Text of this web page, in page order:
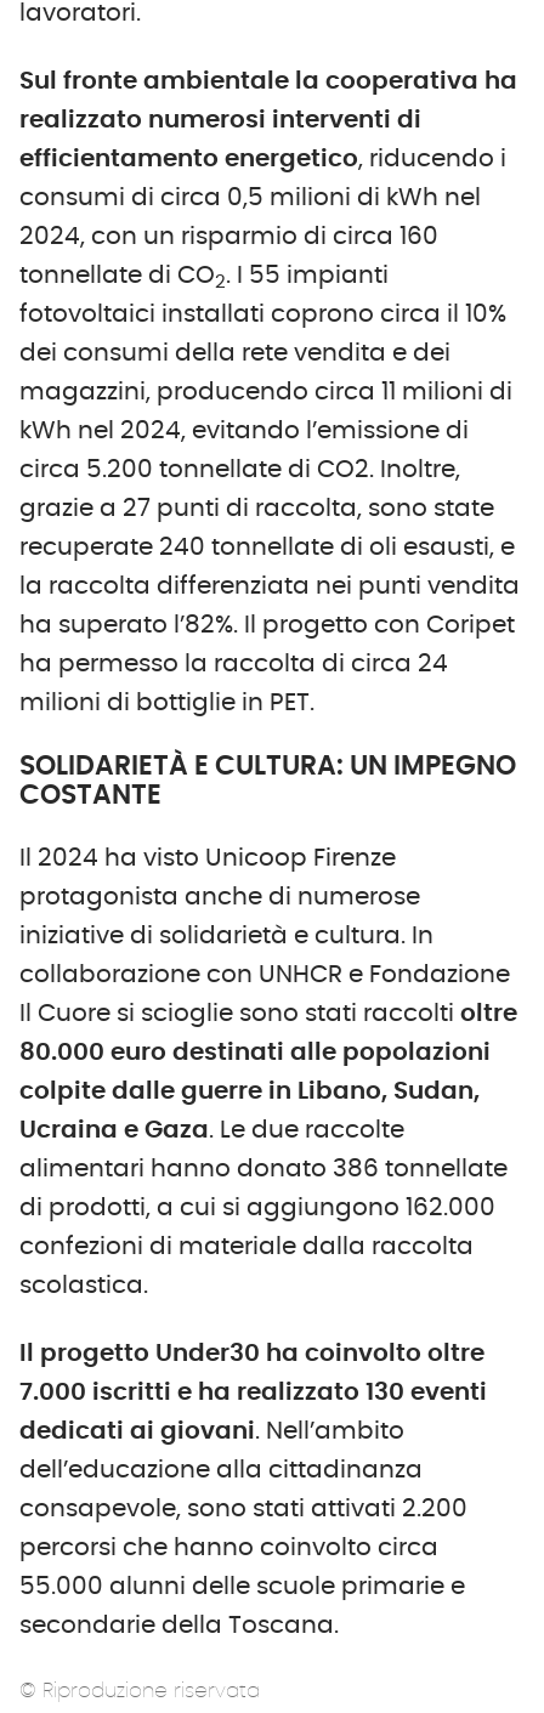
lavoratori.
Sul fronte ambientale la cooperativa ha
realizzato numerosi interventi di
efficientamento energetico, riducendo i
consumi di circa 0,5 milioni di kWh nel
2024, con un risparmio di circa 160
tonnellate di CO2. I 55 impianti
fotovoltaici installati coprono circa il 10%
dei consumi della rete vendita e dei
magazzini, producendo circa 11 milioni di
kWh nel 2024, evitando l’emissione di
circa 5.200 tonnellate di CO2. Inoltre,
grazie a 27 punti di raccolta, sono state
recuperate 240 tonnellate di oli esausti, e
la raccolta differenziata nei punti vendita
ha superato l’82%. Il progetto con Coripet
ha permesso la raccolta di circa 24
milioni di bottiglie in PET.
SOLIDARIETÀ E CULTURA: UN IMPEGNO
COSTANTE
Il 2024 ha visto Unicoop Firenze
protagonista anche di numerose
iniziative di solidarietà e cultura. In
collaborazione con UNHCR e Fondazione
Il Cuore si scioglie sono stati raccolti oltre
80.000 euro destinati alle popolazioni
colpite dalle guerre in Libano, Sudan,
Ucraina e Gaza. Le due raccolte
alimentari hanno donato 386 tonnellate
di prodotti, a cui si aggiungono 162.000
confezioni di materiale dalla raccolta
scolastica.
Il progetto Under30 ha coinvolto oltre
7.000 iscritti e ha realizzato 130 eventi
dedicati ai giovani. Nell’ambito
dell’educazione alla cittadinanza
consapevole, sono stati attivati 2.200
percorsi che hanno coinvolto circa
55.000 alunni delle scuole primarie e
secondarie della Toscana.
© Riproduzione riservata